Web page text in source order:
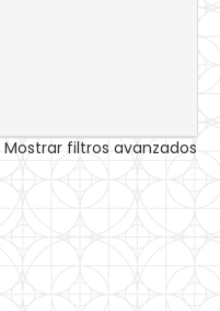
Mostrar filtros avanzados